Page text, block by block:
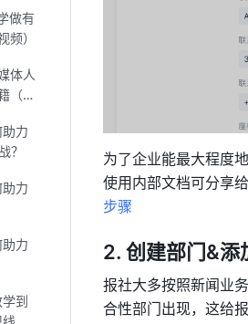
做有
频）
体人
（视
力
？
力
力
到
上
为了企业能最大程度
使用内部文档可分享
步骤
2. 创建部门&添
报社大多按照新闻业
合性部门出现，这给